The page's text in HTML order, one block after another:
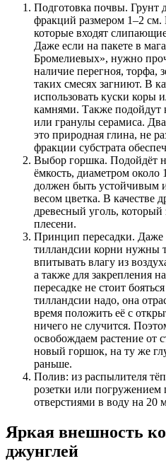
Подготовка почвы. Грунт
фракций размером 1–2 см.
которые входят
Даже если на пакете в
Бромелиевых», нужно
наличие перегноя, торфа,
таких смесях загниют. В
использовать куски коры
камнями. Также подойдут
или гранулы серамиса.
это природная глина, не
фракции субстрата
Выбор горшка. Подойдёт
ёмкость, диаметром
должен быть устойчивым
весом цветка. В качестве
древесный уголь,
плесени.
Принцип пересадки. Даже
тилландсии корни нужны
впитывать влагу из
а также для закрепления
пересадке не стоит
тилландсии надо, она
время положить её с
ничего не случится.
освобождаем растение от
новый горшок, на ту же
раньше.
Полив: из распылителя
розетки или
отверстиями в воду на 20
Яркая внешность
джунглей